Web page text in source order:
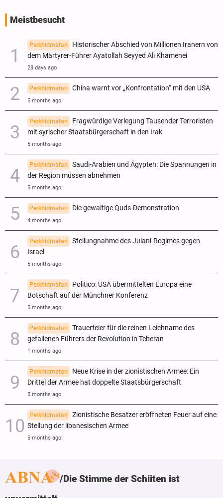
Meistbesucht
Perkhidmatan
Historischer Abschied von Millionen Iranern von
dem Märtyrer-Führer Ayatollah Seyyed Ali Khamenei
28 days ago
Perkhidmatan China warnt vor „Konfrontation“ mit den USA
5 months ago
Perkhidmatan
Fragwürdige Verlegung Tausender Terroristen
mit syrischer Staatsbürgerschaft in den Irak
5 months ago
Perkhidmatan
Saudi-Arabien und Ägypten: Die Spannungen in
der Region müssen abnehmen
5 months ago
Perkhidmatan Die gewaltige Quds-Demonstration
4 months ago
Perkhidmatan
Stellungnahme des Julani-Regimes gegen
Israel
5 months ago
Perkhidmatan
Politico: USA übermittelten Europa eine
Botschaft auf der Münchner Konferenz
5 months ago
Perkhidmatan
Trauerfeier für die reinen Leichname des
gefallenen Führers der Revolution in Teheran
1 months ago
Perkhidmatan
Neue Krise in der zionistischen Armee: Ein
Drittel der Armee hat doppelte Staatsbürgerschaft
5 months ago
Perkhidmatan
Zionistische Besatzer eröffneten Feuer auf eine
Stellung der libanesischen Armee
5 months ago
Die Stimme der Schiiten ist